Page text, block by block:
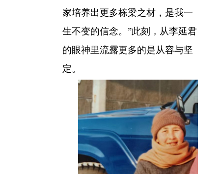
家培养出更多栋梁之材，是我一
生不变的信念。”此刻，从李延君
的眼神里流露更多的是从容与坚
定。